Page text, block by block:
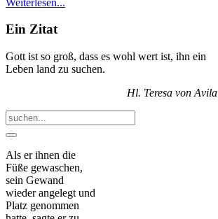
Ein Zitat
Gott ist so groß, dass es wohl wert ist, ihn ein
Leben land zu suchen.
Hl. Teresa von Avila
Als er ihnen die
Füße gewaschen,
sein Gewand
wieder angelegt und
Platz genommen